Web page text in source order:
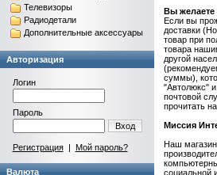
Телевизоры
Радиодетали
Дополнительные аксессуары
Авторизация
Логин
Пароль
Вход
Регистрация| Мой пароль?
Валюта
Вы желаете
Если вы
доставки
товар при
товара
другой
суммы),
"Автолюкс"
почтовой
прочитать
Миссия
Наш магазин
социальной